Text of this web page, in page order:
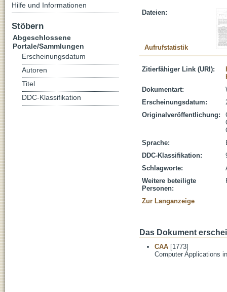
Dateien:
Aufrufstatistik
Zitierfähiger Link (URI):
Dokumentart:
Erscheinungsdatum:
Originalveröffentlichung:
Sprache:
DDC-Klassifikation:
Schlagworte:
Weitere beteiligte
Personen:
Zur Langanzeige
Das Dokument
CAA [1773]
Computer Applications
Hilfe und Informationen
Stöbern
Abgeschlossene
Portale/Sammlungen
Erscheinungsdatum
Autoren
Titel
DDC-Klassifikation